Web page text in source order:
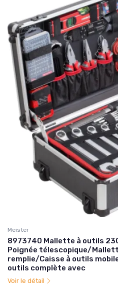
Meister
8973740 Mallette à outils
Poignée télescopique/
remplie/Caisse à outils
outils complète avec
Voir le détail